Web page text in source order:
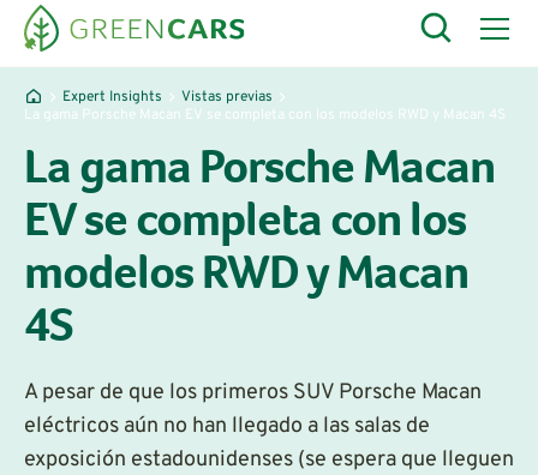
Expert Insights
Vistas previas
La gama Porsche Macan EV se completa con los modelos RWD y Macan 4S
La gama Porsche Macan
EV se completa con los
modelos RWD y Macan
4S
A pesar de que los primeros SUV Porsche Macan
eléctricos aún no han llegado a las salas de
exposición estadounidenses (se espera que lleguen